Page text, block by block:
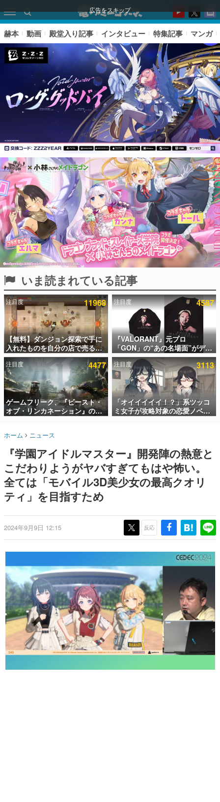
広告をスキップ
ピックアップ
電ファミのいま読まれている記事ランキング
アプリセール情報
インタビュー
連載・特集一覧
殿堂入り記事
SNS拡散数が数千以上！ ページビュー数万以上！ などな
ど。多くの人々に読まれた、電ファミ渾身の“殿堂入り”記
事をまとめました。
ゲームの企画書
名作ゲームクリエイターの方々に製作時のエピソードをお
聞きし、ヒットする企画（ゲーム）とは何か？を探ってい
きます。
赫本
この物語を解いてはいけない。『赫本』は、〈試験問題〉
の形をした短編ホラー小説集です。
新世代に訊く
これからのデジタルゲーム市場を担う若きクリエイター達
の姿を追い、彼らのルーツと情熱を探っていきます。
ゲームに多大な影響を受けた作家さんに取材し、ゲームが
日本のコンテンツ産業やカルチャーに与えた影響を探る企
画です。
日本モバイルゲーム産業史
日本のモバイルゲーム史における主要なトピック・タイト
ルを網羅するほか、開発者へのインタビューや識者による
解説を掲載。約20年の歴史が一望できる決定版！
『うつヌケ』『ペンと箸』等で知られるマンガ家・田中圭
一先生によるゲーム業界レポートマンガです。
なんでゲームは面白い？
ゲーム開発者・hamatsu氏がゲームの魅力を画面や操作の
具体的な形から解き明かしていく、硬派で骨太な評論連載
です。
ゲームが変えた日本語
「経験値」「裏技」「ラスボス」… ゲームにまつわる言葉
の起源や用法の変遷を、コンピューター文化史研究家・タ
イニーP氏が徹底調査。
カテゴリ
赫本 動画 殿堂入り記事 インタビュー 特集記事 マンガ
いま読まれている記事
注目度 11968
【無料】ダンジョン探索で手に
入れたものを自分の店で売るゲ
ーム『Moonlighter』がSteam
にて無料配布中！続編
『Moonlighter 2』の9月2日正
式リリースを記念したキャンペ
ーン
注目度 4587
『VALORANT』元プロ
「GON」の“あの名場面”がデザ
インされた新作グッズが本日8月
5日より期間限定で発売。Tシャ
ツやコインケース、アクキーな
どが全品受注生産で登場、過去
に発売したグッズの再販も
注目度 4477
ゲームフリーク、『ビースト・
オブ・リンカネーション』の継
続的なアプデ方針を表明。ユー
めて対応へ。修正パッチは約1週
注目度 3113
「オイイイイイ！？」系ツッコ
ミ女子が攻略対象の恋愛ノベル
ゲーム『美術部カノジョ』
ー？＾＾」暗黒微笑の夢女子
や、萌え声不思議ちゃん女子と
青春を謳歌
ホーム ニュース
『学園アイドルマスター』開発陣の熱意と
こだわりようがヤバすぎてもはや怖い。
全ては「モバイル3D美少女の最高クオリ
ティ」を目指すため
2024年9月9日 12:15 反応